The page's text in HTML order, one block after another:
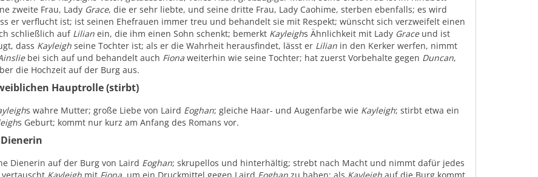
zweite Frau, Lady Grace, die er sehr liebte, und seine dritte Frau, Lady Caohime, sterben ebenfalls; es wird
er verflucht ist; ist seinen Ehefrauen immer treu und behandelt sie mit Respekt; wünscht sich verzweifelt einen
schließlich auf Lilianein, die ihm einen Sohn schenkt; bemerkt Kayleighs Ähnlichkeit mit Lady Graceund ist
dass Kayleighseine Tochter ist; als er die Wahrheit herausfindet, lässt er Lilianin den Kerker werfen, nimmt
bei sich auf und behandelt auch Fionaweiterhin wie seine Tochter; hat zuerst Vorbehalte gegen Duncan,
die Hochzeit auf der Burg aus.
Hauptrolle (stirbt)
s wahre Mutter; große Liebe von Laird Eoghan; gleiche Haar- und Augenfarbe wie Kayleigh; stirbt etwa ein
s Geburt; kommt nur kurz am Anfang des Romans vor.
Dienerin auf der Burg von Laird Eoghan; skrupellos und hinterhältig; strebt nach Macht und nimmt dafür jedes